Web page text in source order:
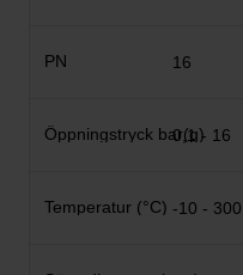
16
0,1 - 16
-10 - 300